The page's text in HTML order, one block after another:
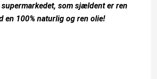
som sjældent er ren
en 100% naturlig og ren olie!